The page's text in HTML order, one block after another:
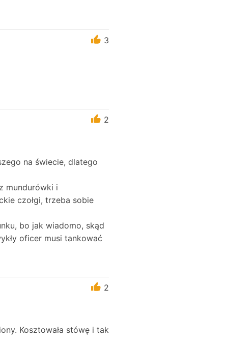
3
2
na świecie, dlatego
mundurówki i
czołgi, trzeba sobie
bo jak wiadomo, skąd
oficer musi tankować
2
Kosztowała stówę i tak